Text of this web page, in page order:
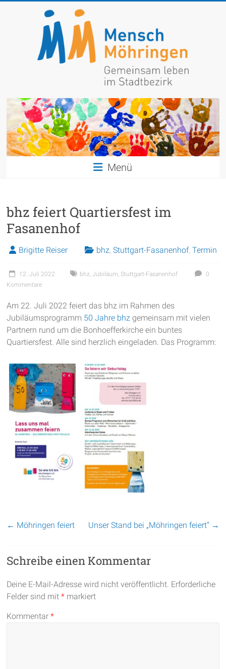
Mensch
Möhringen
Gemeinsam
leben
Menü
bhz feiert Quartiersfest im
Fasanenhof
Brigitte Reiser bhz,Stuttgart-Fasanenhof,Termin
12. Juli 2022 bhz ,Jubiläum Stuttgart-Fasanenhof
0
Kommentare
Am 22. Juli 2022 feiert das bhz im Rahmen des
Jubiläumsprogramm 50 Jahre bhz gemeinsam mit vielen
Partnern rund um die Bonhoefferkirche ein buntes
Quartiersfest. Alle sind herzlich eingeladen. Das Programm:
← Möhringen feiert Unser Stand bei „Möhringen feiert“ →
Schreibe einen Kommentar
Deine E-Mail-Adresse wird nicht veröffentlicht. Erforderliche
Felder sind mit* markiert
Kommentar*